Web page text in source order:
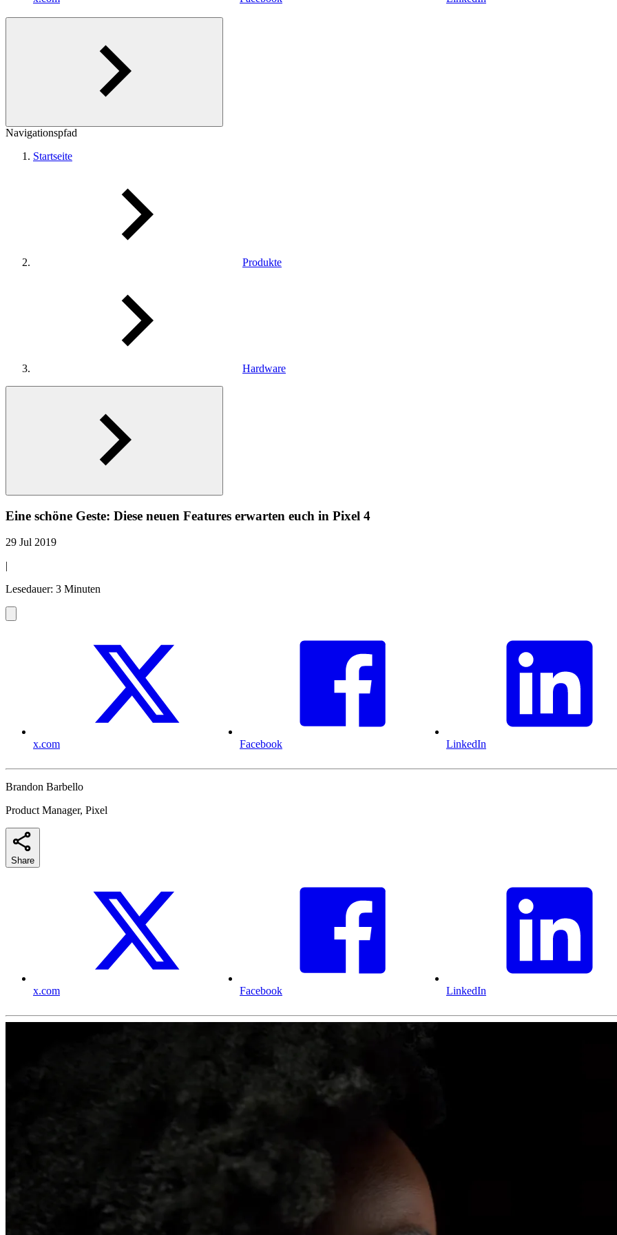
Navigationspfad
Startseite
Produkte
Hardware
Eine schöne Geste: Diese neuen Features erwarten euch in Pixel 4
29 Jul 2019
|
Lesedauer: 3 Minuten
x.com Facebook LinkedIn
Brandon Barbello
Product Manager, Pixel
Share
x.com Facebook LinkedIn